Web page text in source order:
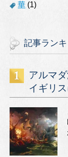
華 (1)
記事ラン
アルマ
イギリ